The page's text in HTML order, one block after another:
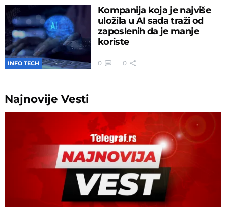
INFO TECH
Kompanija koja je najviše
uložila u AI sada traži od
zaposlenih da je manje
koriste
0 0
NajnovijeVesti